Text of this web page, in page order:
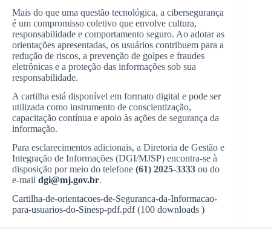
Mais do que uma questão tecnológica, a cibersegurança
é um compromisso coletivo que envolve cultura,
responsabilidade e comportamento seguro. Ao adotar as
orientações apresentadas, os usuários contribuem para a
redução de riscos, a prevenção de golpes e fraudes
eletrônicas e a proteção das informações sob sua
responsabilidade.
A cartilha está disponível em formato digital e pode ser
utilizada como instrumento de conscientização,
capacitação contínua e apoio às ações de segurança da
informação.
Para esclarecimentos adicionais, a Diretoria de Gestão e
Integração de Informações (DGI/MJSP) encontra-se à
disposição por meio do telefone (61) 2025-3333 ou do
e-mail dgi@mj.gov.br.
Cartilha-de-orientacoes-de-Seguranca-da-Informacao-
para-usuarios-do-Sinesp-pdf.pdf (100 downloads )